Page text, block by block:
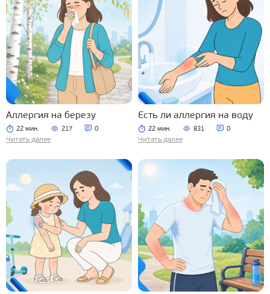
Аллергия на березу
22 мин. 217 0
Читать далее
Есть ли аллергия на воду
22 мин. 831 0
Читать далее